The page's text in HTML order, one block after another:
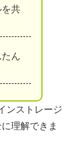
共
ん
ンストレージ
理解できま